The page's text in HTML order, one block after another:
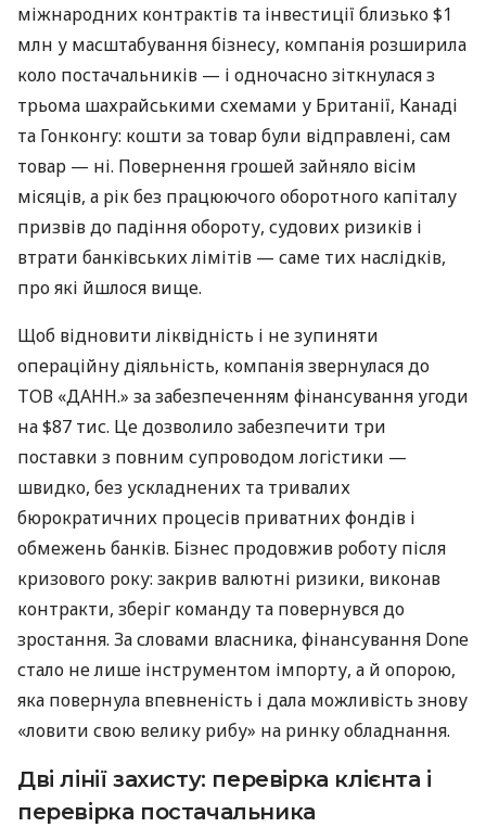
міжнародних контрактів та інвестиції близько $1
млн у масштабування бізнесу, компанія розширила
коло постачальників — і одночасно зіткнулася з
трьома шахрайськими схемами у Британії, Канаді
та Гонконгу: кошти за товар були відправлені, сам
товар — ні. Повернення грошей зайняло вісім
місяців, а рік без працюючого оборотного капіталу
призвів до падіння обороту, судових ризиків і
втрати банківських лімітів — саме тих наслідків,
про які йшлося вище.
Щоб відновити ліквідність і не зупиняти
операційну діяльність, компанія звернулася до
ТОВ «ДАНН.» за забезпеченням фінансування угоди
на $87 тис. Це дозволило забезпечити три
поставки з повним супроводом логістики —
швидко, без ускладнених та тривалих
бюрократичних процесів приватних фондів і
обмежень банків. Бізнес продовжив роботу після
кризового року: закрив валютні ризики, виконав
контракти, зберіг команду та повернувся до
зростання. За словами власника, фінансування Done
стало не лише інструментом імпорту, а й опорою,
яка повернула впевненість і дала можливість знову
«ловити свою велику рибу» на ринку обладнання.
Дві лінії захисту: перевірка клієнта і
перевірка постачальника